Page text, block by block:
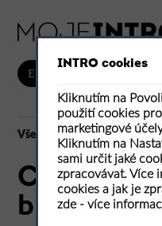
INTRO cookies
Kliknutím na
použití cookies
marketingové
Kliknutím na
sami určit jaké
zpracovávat. Více
cookies a jak je
zde - více
E-shop
Vše
Cihlový